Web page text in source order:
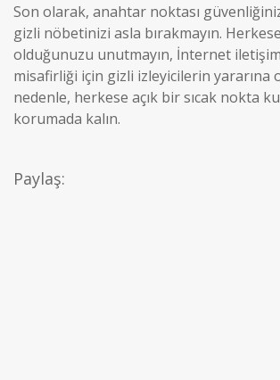
Son olarak, anahtar noktası
gizli nöbetinizi asla bırakmayın.
olduğunuzu unutmayın, İnternet
misafirliği için gizli izleyicilerin yararına
nedenle, herkese açık bir sıcak nokta
korumada kalın.
Paylaş: